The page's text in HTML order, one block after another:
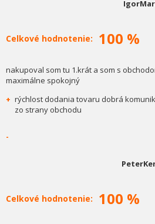
Celkové hodnotenie: 100 %
nakupoval som tu 1.krát a som s
maximálne spokojný
+ rýchlost dodania tovaru dobrá
zo strany obchodu
-
Celkové hodnotenie: 100 %